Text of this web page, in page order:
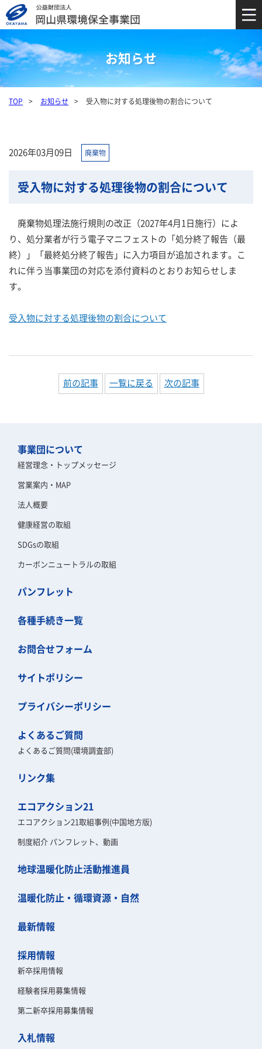
お知らせ
TOP お知らせ 受入物に対する処理後物の割合について
2026年03月09日 廃棄物
受入物に対する処理後物の割合について
廃棄物処理法施行規則の改正（2027年4月1日施行）によ
り、処分業者が行う電子マニフェストの「処分終了報告（最
終）」「最終処分終了報告」に入力項目が追加されます。こ
れに伴う当事業団の対応を添付資料のとおりお知らせしま
す。
受入物に対する処理後物の割合について
前の記事 一覧に戻る 次の記事
事業団について
経営理念・トップメッセージ
営業案内・MAP
法人概要
健康経営の取組
SDGsの取組
カーボンニュートラルの取組
パンフレット
各種手続き一覧
お問合せフォーム
サイトポリシー
プライバシーポリシー
よくあるご質問
よくあるご質問(環境調査部)
リンク集
エコアクション21
エコアクション21取組事例(中国地方版)
制度紹介 パンフレット、動画
地球温暖化防止活動推進員
温暖化防止・循環資源・自然
最新情報
採用情報
新卒採用情報
経験者採用募集情報
第二新卒採用募集情報
入札情報